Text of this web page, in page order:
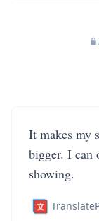
It makes my
bigger. I can
showing.